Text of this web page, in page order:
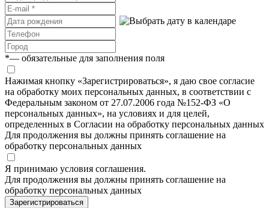
*— обязательные для заполнения поля
Нажимая кнопку «Зарегистрироваться», я даю свое согласие
на обработку моих персональных данных, в соответствии с
Федеральным законом от 27.07.2006 года №152-ФЗ «О
персональных данных», на условиях и для целей,
определенных в Согласии на обработку персональных данных
Для продолжения вы должны принять соглашение на
обработку персональных данных
Я принимаю условия соглашения.
Для продолжения вы должны принять соглашение на
обработку персональных данных
Зарегистрироваться